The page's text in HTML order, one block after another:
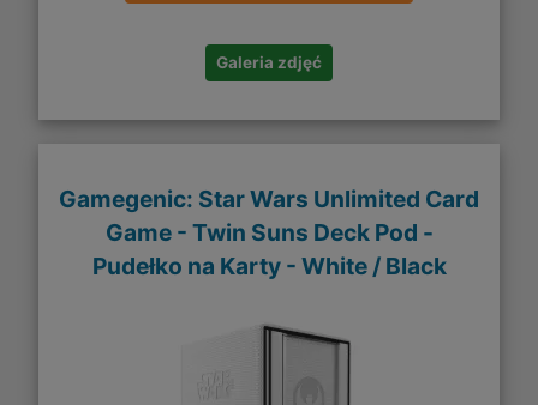
Galeria zdjęć
Gamegenic: Star Wars Unlimited Card
Game - Twin Suns Deck Pod -
Pudełko na Karty - White / Black